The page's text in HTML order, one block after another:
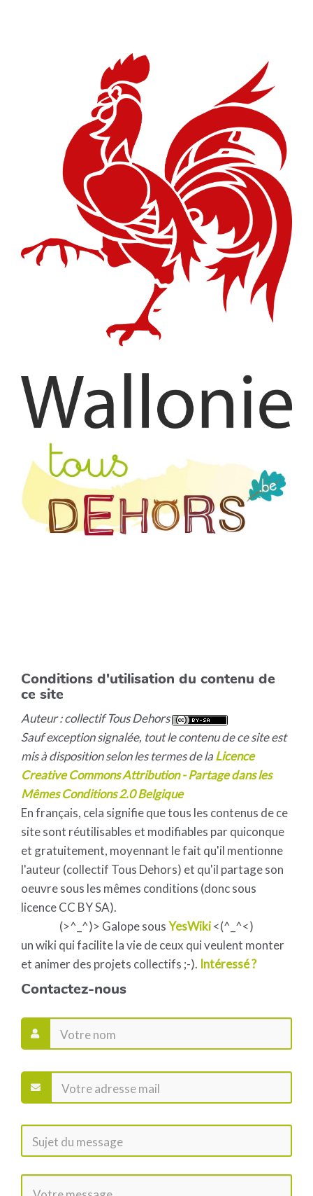
Conditions d'utilisation du contenu de
ce site
Auteur : collectif Tous Dehors
Sauf exception signalée, tout le contenu de ce site est
mis à disposition selon les termes de laLicence
Creative Commons Attribution - Partage dans les
Mêmes Conditions 2.0 Belgique
En français, cela signifie que tous les contenus de ce
site sont réutilisables et modifiables par quiconque
et gratuitement, moyennant le fait qu'il mentionne
l'auteur (collectif Tous Dehors) et qu'il partage son
oeuvre sous les mêmes conditions (donc sous
licence CC BY SA).
(>^_^)> Galope sousYesWiki<(^_^<)
un wiki qui facilite la vie de ceux qui veulent monter
et animer des projets collectifs ;-). Intéressé ?
Contactez-nous